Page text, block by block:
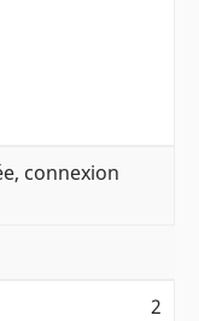
connexion
2